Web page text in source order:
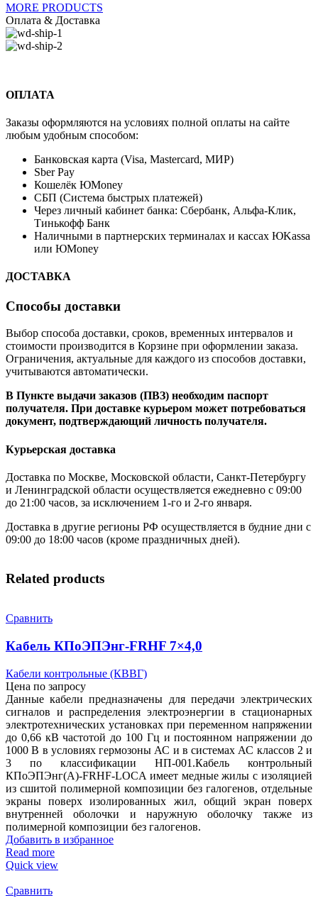
MORE PRODUCTS
Оплата & Доставка
ОПЛАТА
Заказы оформляются на условиях полной оплаты на сайте
любым удобным способом:
Банковская карта (Visa, Mastercard, МИР)
Sber Pay
Кошелёк ЮMoney
СБП (Система быстрых платежей)
Через личный кабинет банка: Сбербанк, Альфа-Клик,
Тинькофф Банк
Наличными в партнерских терминалах и кассах ЮKassa
или ЮMoney
ДОСТАВКА
Способы доставки
Выбор способа доставки, сроков, временных интервалов и
стоимости производится в Корзине при оформлении заказа.
Ограничения, актуальные для каждого из способов доставки,
учитываются автоматически.
В Пункте выдачи заказов (ПВЗ) необходим паспорт
получателя. При доставке курьером может потребоваться
документ, подтверждающий личность получателя.
Курьерская доставка
Доставка по Москве, Московской области, Санкт-Петербургу
и Ленинградской области осуществляется ежедневно с 09:00
до 21:00 часов, за исключением 1-го и 2-го января.
Доставка в другие регионы РФ осуществляется в будние дни с
09:00 до 18:00 часов (кроме праздничных дней).
Related products
Сравнить
Кабель КПоЭПЭнг-FRHF 7×4,0
Кабели контрольные (КВВГ)
Цена по запросу
Данные кабели предназначены для передачи электрических
сигналов и распределения электроэнергии в стационарных
электротехнических установках при переменном напряжении
до 0,66 кВ частотой до 100 Гц и постоянном напряжении до
1000 В в условиях гермозоны АС и в системах АС классов 2 и
3 по классификации НП-001.Кабель контрольный
КПоЭПЭнг(А)-FRHF-LOCA имеет медные жилы с изоляцией
из сшитой полимерной композиции без галогенов, отдельные
экраны поверх изолированных жил, общий экран поверх
внутренней оболочки и наружную оболочку также из
полимерной композиции без галогенов.
Добавить в избранное
Read more
Quick view
Сравнить